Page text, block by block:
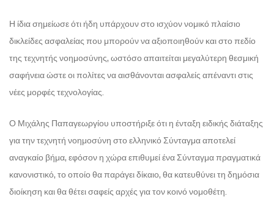
Η ίδια σημείωσε ότι ήδη υπάρχουν στο ισχύον νομικό πλαίσιο
δικλείδες ασφαλείας που μπορούν να αξιοποιηθούν και στο πεδίο
της τεχνητής νοημοσύνης, ωστόσο απαιτείται μεγαλύτερη θεσμική
σαφήνεια ώστε οι πολίτες να αισθάνονται ασφαλείς απέναντι στις
νέες μορφές τεχνολογίας.
Ο Μιχάλης Παπαγεωργίου υποστήριξε ότι η ένταξη ειδικής διάταξης
για την τεχνητή νοημοσύνη στο ελληνικό Σύνταγμα αποτελεί
αναγκαίο βήμα, εφόσον η χώρα επιθυμεί ένα Σύνταγμα πραγματικά
κανονιστικό, το οποίο θα παράγει δίκαιο, θα κατευθύνει τη δημόσια
διοίκηση και θα θέτει σαφείς αρχές για τον κοινό νομοθέτη.